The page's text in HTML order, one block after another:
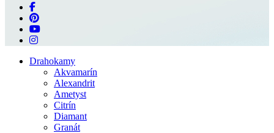
facebook
pinterest
youtube
instagram
Close
Drahokamy
Akvamarín
Alexandrit
Ametyst
Citrín
Diamant
Granát